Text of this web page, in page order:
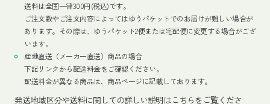
送料は全国一律300円(税込)です。
ご注文数やご注文内容によってはゆうパケットでのお届けが難しい場合が
あります。その際は、ゆうパケット2便または宅配便に変更する場合がござ
います。
産地直送（メーカー直送）商品の場合
下記リンクから配送料金をご確認ください。
配送料金が異なる商品は、商品ページに記載しております。
発送地域区分や送料に関しての詳しい説明はこちらをご覧くださ